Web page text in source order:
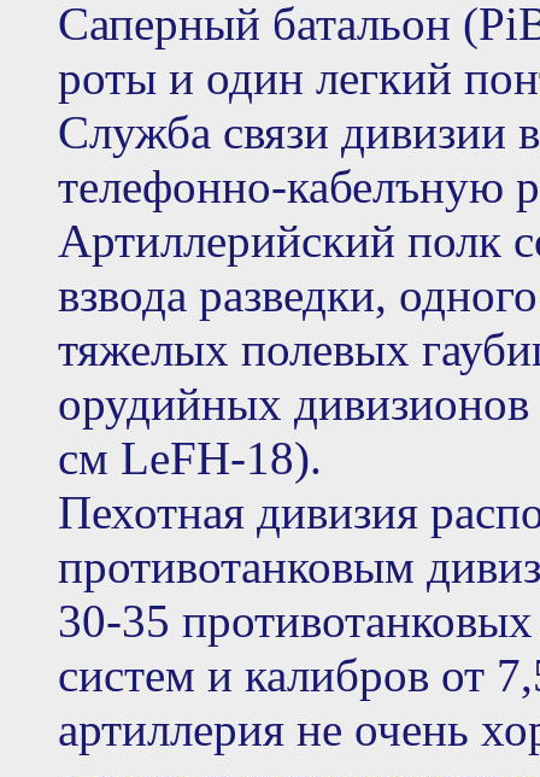
Саперный батальон
роты и один легкий
Служба связи дивизии
телефонно-кабелъную
Артиллерийский полк
взвода разведки,
тяжелых полевых
орудийных
см LeFH-18).
Пехотная дивизия
противотанковым
30-35
систем и калибров от
артиллерия не очень